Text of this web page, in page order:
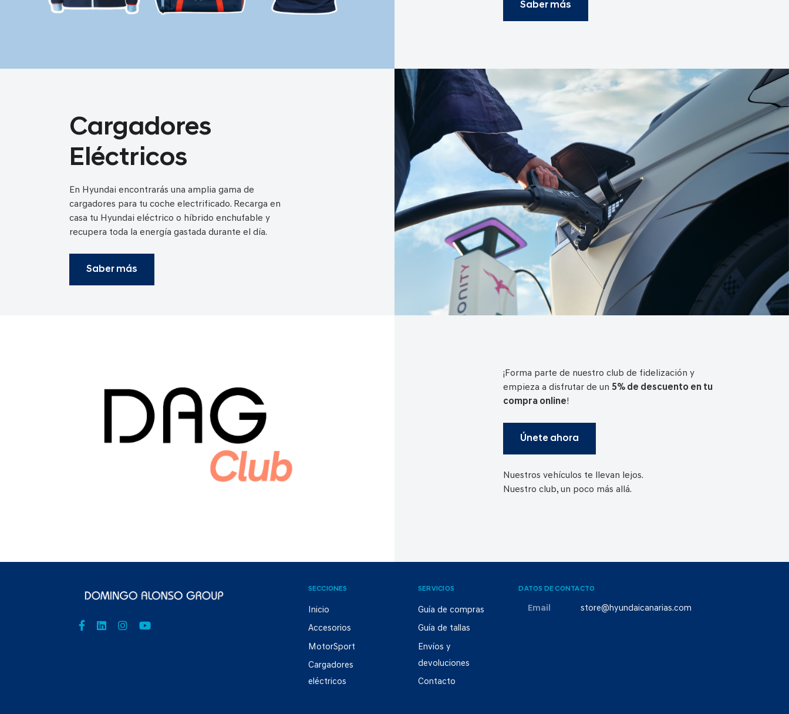
Saber más
Cargadores
Eléctricos
En Hyundai encontrarás una amplia gama de
cargadores para tu coche electrificado. Recarga en
casa tu Hyundai eléctrico o híbrido enchufable y
recupera toda la energía gastada durante el día.
Saber más
¡Forma parte de nuestro club de fidelización y
empieza a disfrutar de un 5% de descuento en tu
compra online!
Únete ahora
Nuestros vehículos te llevan lejos.
Nuestro club, un poco más allá.
SECCIONES
Inicio
Accesorios
MotorSport
Cargadores
eléctricos
SERVICIOS
Guía de compras
Guía de tallas
Envíos y
devoluciones
Contacto
DATOS DE CONTACTO
Email store@hyundaicanarias.com